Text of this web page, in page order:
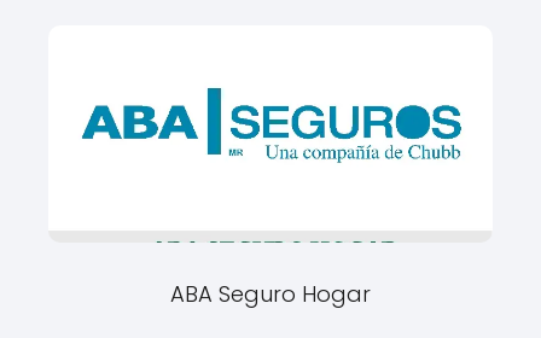
ABA Seguro Hogar